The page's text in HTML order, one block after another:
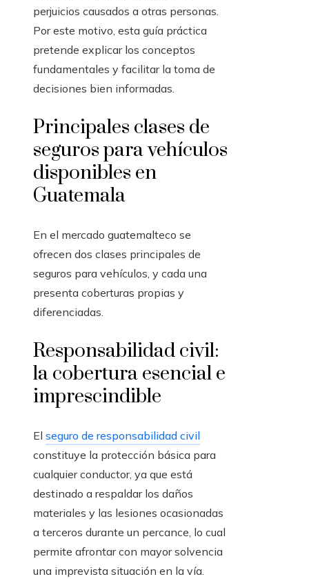
perjuicios causados a otras personas.
Por este motivo, esta guía práctica
pretende explicar los conceptos
fundamentales y facilitar la toma de
decisiones bien informadas.
Principales clases de
seguros para vehículos
disponibles en
Guatemala
En el mercado guatemalteco se
ofrecen dos clases principales de
seguros para vehículos, y cada una
presenta coberturas propias y
diferenciadas.
Responsabilidad civil:
la cobertura esencial e
imprescindible
El seguro de responsabilidad civil
constituye la protección básica para
cualquier conductor, ya que está
destinado a respaldar los daños
materiales y las lesiones ocasionadas
a terceros durante un percance, lo cual
permite afrontar con mayor solvencia
una imprevista situación en la vía.